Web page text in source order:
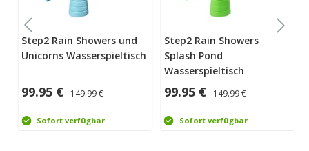
Step2 Rain Showers und
Unicorns Wasserspieltisch
99.95 € 149.99 €
Sofort verfügbar
Step2 Rain Showers
Splash Pond
Wasserspieltisch
99.95 € 149.99 €
Sofort verfügbar